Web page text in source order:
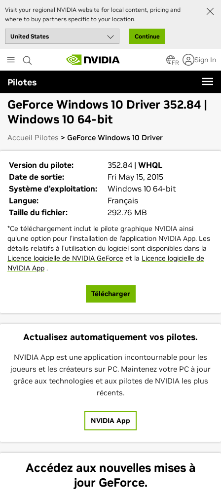
Visit your regional NVIDIA website for local content, pricing and
where to buy partners specific to your location.
Continue
to
main
content
FR Sign In
Pilotes
GeForce Windows 10 Driver 352.84 |
Windows 10 64-bit
Accueil Pilotes > GeForce Windows 10 Driver
Version du pilote: 352.84 | WHQL
Date de sortie:
Fri May 15, 2015
Système d’exploitation:
Windows 10 64-bit
Langue:
Français
Taille du fichier:
292.76 MB
*Ce téléchargement inclut le pilote graphique NVIDIA ainsi
qu'une option pour l’installation de l’application NVIDIA App. Les
détails relatifs à l’utilisation du logiciel sont disponibles dans la
Licence logicielle de NVIDIA GeForce et la Licence logicielle de
NVIDIA App .
Télécharger
Actualisez automatiquement vos pilotes.
NVIDIA App est une application incontournable pour les
joueurs et les créateurs sur PC. Maintenez votre PC à jour
grâce aux technologies et aux pilotes de NVIDIA les plus
récents.
NVIDIA App